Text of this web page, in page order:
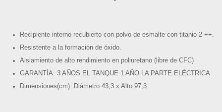
Recipiente interno recubierto con polvo de esmalte con titanio 2 ++.
Resistente a la formación de óxido.
Aislamiento de alto rendimiento en poliuretano (libre de CFC)
GARANTÍA: 3 AÑOS EL TANQUE 1 AÑO LA PARTE ELÉCTRICA
Dimensiones(cm): Diámetro 43,3 x Alto 97,3